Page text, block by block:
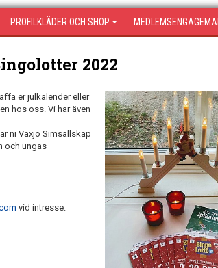
PROFILKLÄDER OCH SHOP
2022
er julkalender eller
hos oss. Vi har även
ni Växjö Simsällskap
och ungas
vid intresse.